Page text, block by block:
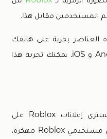
المستخدمين مقابل هذا.
بحرية على هاتفك
الذكي الذي يعمل بنظام Android و iOS. يمكنك تجربة هذا
إذا كنت مستخدمًا مجانيًا، فسترى إعلانات Roblox على
هاتفك الذكي. ولكن إذا كنت من مستخدمي Roblox مهكرة،